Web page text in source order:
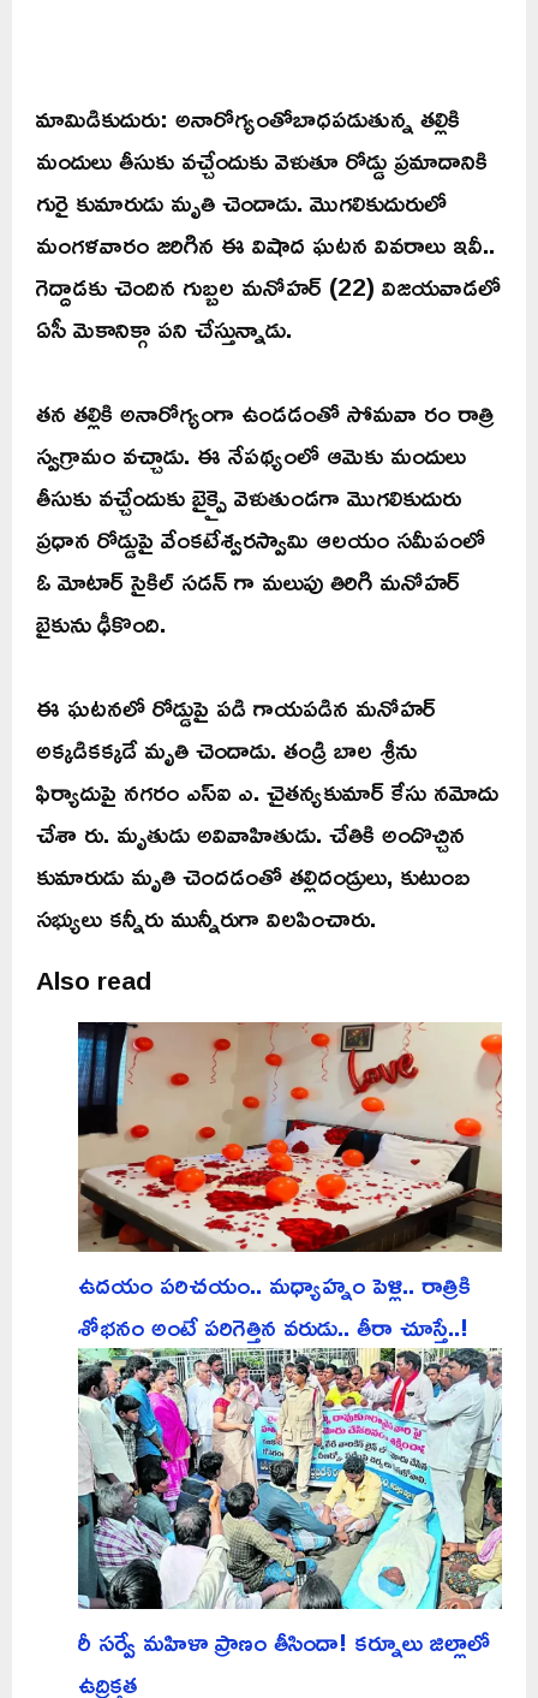
మామిడికుదురు: అనారోగ్యంతోబాధపడుతున్న తల్లికి
మందులు తీసుకు వచ్చేందుకు వెళుతూ రోడ్డు ప్రమాదానికి
గురై కుమారుడు మృతి చెందాడు. మొగలికుదురులో
మంగళవారం జరిగిన ఈ విషాద ఘటన వివరాలు ఇవీ..
గెద్దాడకు చెందిన గుబ్బల మనోహర్ (22) విజయవాడలో
ఏసీ మెకానిక్గా పని చేస్తున్నాడు.
తన తల్లికి అనారోగ్యంగా ఉండడంతో సోమవా రం రాత్రి
స్వగ్రామం వచ్చాడు. ఈ నేపథ్యంలో ఆమెకు మందులు
తీసుకు వచ్చేందుకు బైక్పై వెళుతుండగా మొగలికుదురు
ప్రధాన రోడ్డుపై వేంకటేశ్వరస్వామి ఆలయం సమీపంలో
ఓ మోటార్ సైకిల్ సడన్ గా మలుపు తిరిగి మనోహర్
బైకును ఢీకొంది.
ఈ ఘటనలో రోడ్డుపై పడి గాయపడిన మనోహర్
అక్కడికక్కడే మృతి చెందాడు. తండ్రి బాల శ్రీను
ఫిర్యాదుపై నగరం ఎస్ఐ ఎ. చైతన్యకుమార్ కేసు నమోదు
చేశా రు. మృతుడు అవివాహితుడు. చేతికి అందొచ్చిన
కుమారుడు మృతి చెందడంతో తల్లిదండ్రులు, కుటుంబ
సభ్యులు కన్నీరు మున్నీరుగా విలపించారు.
Also read
ఉదయం పరిచయం.. మధ్యాహ్నం పెళ్లి.. రాత్రికి
శోభనం అంటే పరిగెత్తిన వరుడు.. తీరా చూస్తే..!
రీ సర్వే మహిళా ప్రాణం తీసిందా! కర్నూలు జిల్లాలో
ఉద్రిక్తత